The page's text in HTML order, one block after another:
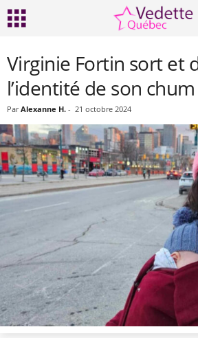
Virginie Fortin sort et
l’identité de son
Par Alexanne H. - 21 octobre 2024